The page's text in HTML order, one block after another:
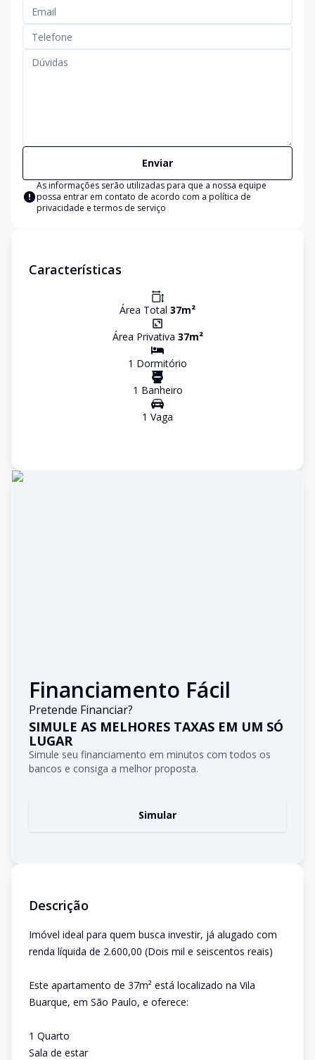
Enviar
As informações serão utilizadas para que a nossa equipe
possa entrar em contato de acordo com a política de
privacidade e termos de serviço
Características
Área Total 37m²
Área Privativa 37m²
1 Dormitório
1 Banheiro
1 Vaga
Financiamento Fácil
Pretende Financiar?
SIMULE AS MELHORES TAXAS EM UM SÓ
LUGAR
Simule seu financiamento em minutos com todos os
bancos e consiga a melhor proposta.
Simular
Descrição
Imóvel ideal para quem busca investir, já alugado com
renda líquida de 2.600,00 (Dois mil e seiscentos reais)
Este apartamento de 37m² está localizado na Vila
Buarque, em São Paulo, e oferece:
1 Quarto
Sala de estar